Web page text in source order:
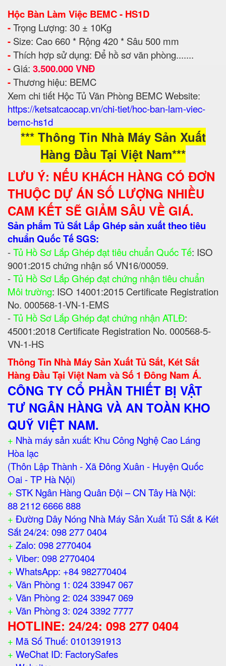
Hộc Bàn Làm Việc BEMC - HS1D
-Trọng Lượng: 30 ± 10Kg
- Size: Cao 660 * Rộng 420 * Sâu 500 mm
-Thích hợp sử dụng: Để hồ sơ văn phòng.......
- Giá: 3.500.000 VNĐ
-Thương hiệu: BEMC
Xem chi tiết Hộc Tủ Văn Phòng BEMC Website:
https://ketsatcaocap.vn/chi-tiet/hoc-ban-lam-viec-
bemc-hs1d
*** Thông Tin Nhà Máy Sản Xuất
Hàng Đầu Tại Việt Nam***
LƯU Ý: NẾU KHÁCH HÀNG CÓ ĐƠN
THUỘC DỰ ÁN SỐ LƯỢNG NHIỀU
CAM KẾT SẼ GIẢM SÂU VỀ GIÁ.
Sản phẩm Tủ Sắt Lắp Ghép sản xuất theo tiêu
chuẩn Quốc Tế SGS:
-Tủ Hồ Sơ Lắp Ghép đạt tiêu chuẩn Quốc Tế: ISO
9001:2015 chứng nhận số VN16/00059.
-Tủ Hồ Sơ Lắp Ghép đạt chứng nhận tiêu chuẩn
Môi trường: ISO 14001:2015 Certificate Registration
No. 000568-1-VN-1-EMS
-Tủ Hồ Sơ Lắp Ghép đạt chứng nhận ATLĐ:
45001:2018 Certificate Registration No. 000568-5-
VN-1-HS
Thông Tin Nhà Máy Sản Xuất Tủ Sắt, Két Sắt
Hàng Đầu Tại Việt Nam và Số 1 Đông Nam Á.
CÔNG TY CỔ PHẦN THIẾT BỊ VẬT
TƯ NGÂN HÀNG VÀ AN TOÀN KHO
QUỸ VIỆT NAM.
+ Nhà máy sản xuất: Khu Công Nghệ Cao Láng
Hòa lạc
(Thôn Lập Thành - Xã Đông Xuân - Huyện Quốc
Oai - TP Hà Nội)
+ STK Ngân Hàng Quân Đội – CN Tây Hà Nội:
88 2112 6666 888
+ Đường Dây Nóng Nhà Máy Sản Xuất Tủ Sắt & Két
Sắt 24/24: 098 277 0404
+ Zalo: 098 2770404
+ Viber: 098 2770404
+ WhatsApp: +84 982770404
+ Văn Phòng 1: 024 33947 067
+ Văn Phòng 2: 024 33947 069
+ Văn Phòng 3: 024 3392 7777
HOTLINE: 24/24: 098 277 0404
+ Mã Số Thuế: 0101391913
+ WeChat ID: FactorySafes